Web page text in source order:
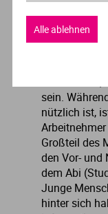
Welche
sind
„Early Life
sein.
nützlich ist,
Großteil des
den Vor- und
dem Abi
Junge
hinter sich
Alle ablehnen